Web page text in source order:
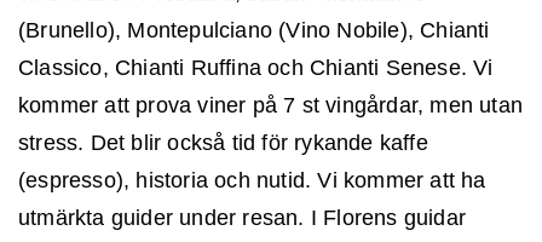
(Brunello), Montepulciano (Vino Nobile), Chianti
Classico, Chianti Ruffina och Chianti Senese. Vi
kommer att prova viner på 7 st vingårdar, men utan
stress. Det blir också tid för rykande kaffe
(espresso), historia och nutid. Vi kommer att ha
utmärkta guider under resan. I Florens guidar